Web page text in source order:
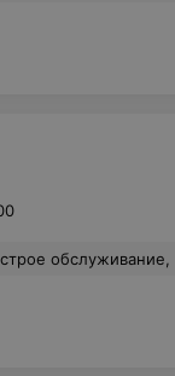
вкусные